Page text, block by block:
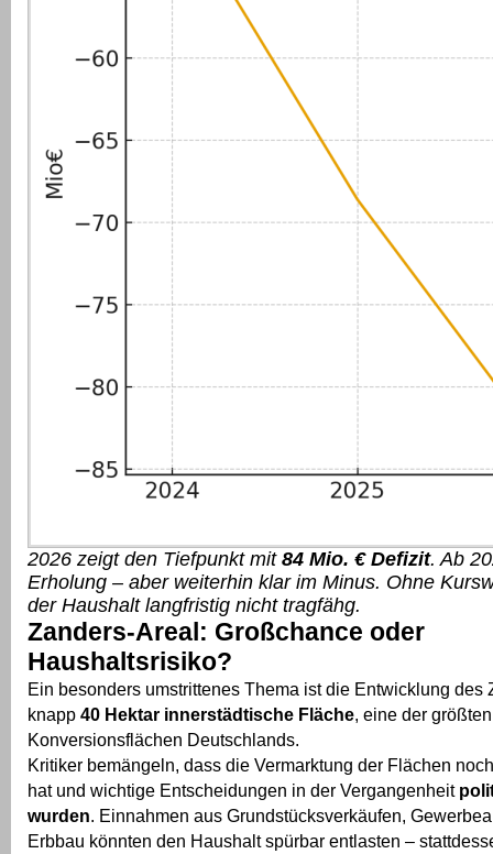
2026 zeigt den Tiefpunkt mit 84 Mio. € Defizit. Ab
Erholung – aber weiterhin klar im Minus. Ohne
der Haushalt langfristig nicht tragfähg.
Zanders-Areal: Großchance oder
Haushaltsrisiko?
Ein besonders umstrittenes Thema ist die Entwicklung des
knapp 40 Hektar innerstädtische Fläche, eine der größten
Konversionsflächen Deutschlands.
Kritiker bemängeln, dass die Vermarktung der Flächen
hat und wichtige Entscheidungen in der Vergangenheit
wurden. Einnahmen aus Grundstücksverkäufen,
Erbbau könnten den Haushalt spürbar entlasten –